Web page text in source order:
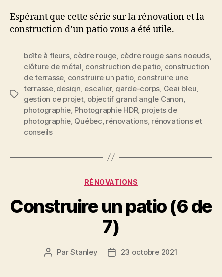
Espérant que cette série sur la rénovation et la
construction d’un patio vous a été utile.
Étiquettes
boîte à fleurs, cèdre rouge cèdre rouge sans noeuds,
clôture de métal construction de patio construction
de terrasse construire un patio, construire une
terrasse, design escalier, garde-corps Geai bleu
gestion de projet, objectif grand angle Canon
photographie, Photographie HDR, projets de
photographie, Québec rénovations, rénovations et
conseils
Catégories
RÉNOVATIONS
Construire un patio (6 de
7)
Auteur
ParStanley
Date23 octobre 2021